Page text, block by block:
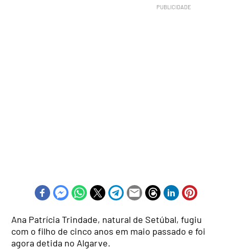
Ana Patrícia Trindade, natural de Setúbal, fugiu
com o filho de cinco anos em maio passado e foi
agora detida no Algarve.